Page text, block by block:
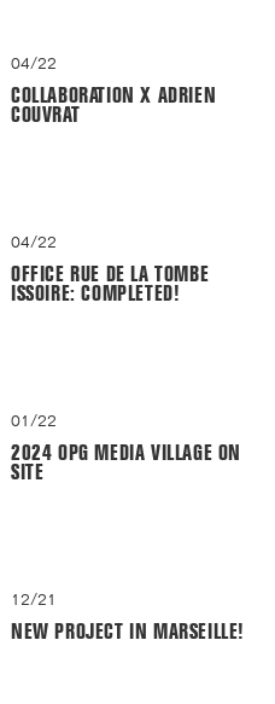
04/22
COLLABORATION X ADRIEN
COUVRAT
04/22
OFFICE RUE DE LA TOMBE
ISSOIRE: COMPLETED!
01/22
2024 OPG MEDIA VILLAGE ON
SITE
12/21
NEW PROJECT IN MARSEILLE!